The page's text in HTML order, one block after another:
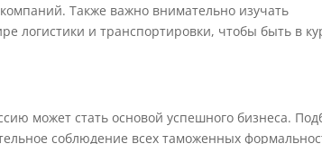
Также важно внимательно изучать
логистики и транспортировки, чтобы быть в
может стать основой успешного бизнеса.
соблюдение всех таможенных